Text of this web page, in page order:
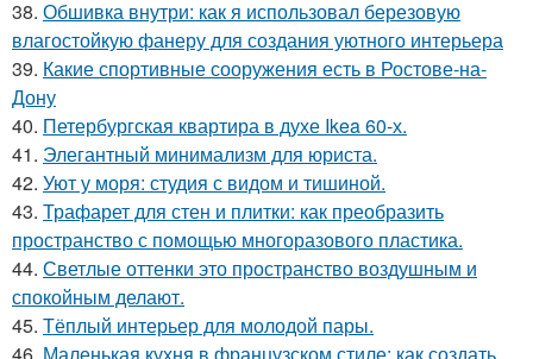
38. Обшивка внутри: как я использовал березовую
влагостойкую фанеру для создания уютного интерьера
39. Какие спортивные сооружения есть в Ростове-на-
Дону
40. Петербургская квартира в духе Ikea 60-х.
41. Элегантный минимализм для юриста.
42. Уют у моря: студия с видом и тишиной.
43. Трафарет для стен и плитки: как преобразить
пространство с помощью многоразового пластика.
44. Светлые оттенки это пространство воздушным и
спокойным делают.
45. Тёплый интерьер для молодой пары.
46. Маленькая кухня в французском стиле: как создать